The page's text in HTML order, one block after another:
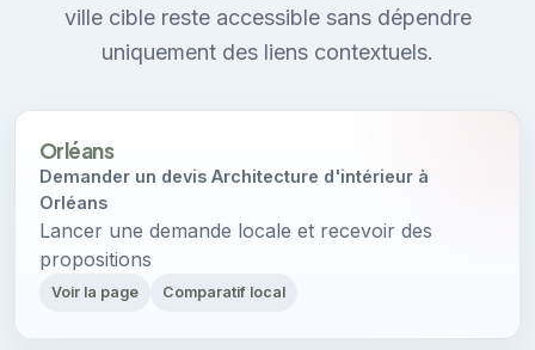
ville cible reste accessible sans dépendre
uniquement des liens contextuels.
Orléans
Demander un devis Architecture d'intérieur à
Orléans
Lancer une demande locale et recevoir des
propositions
Voir la page Comparatif local